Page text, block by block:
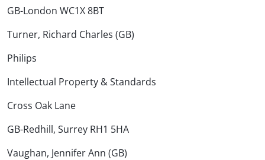
GB-London WC1X 8BT
Turner, Richard Charles (GB)
Philips
Intellectual Property & Standards
Cross Oak Lane
GB-Redhill, Surrey RH1 5HA
Vaughan, Jennifer Ann (GB)